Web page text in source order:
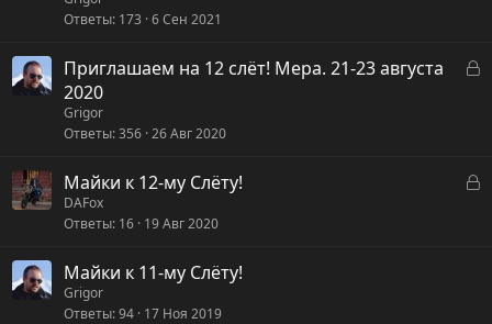
Ответы 173 6 Сен 2021
З
т
Приглашаем на 12 слёт! Мера. 21-23 августа
2020
Grigor
Ответы 356 26 Авг 2020
З
Майки к 12-му Слёту!
DAFox
Ответы 16 19 Авг 2020
Майки к 11-му Слёту!
Grigor
Ответы 94 17 Ноя 2019